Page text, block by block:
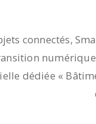
connectés,
dédiée «